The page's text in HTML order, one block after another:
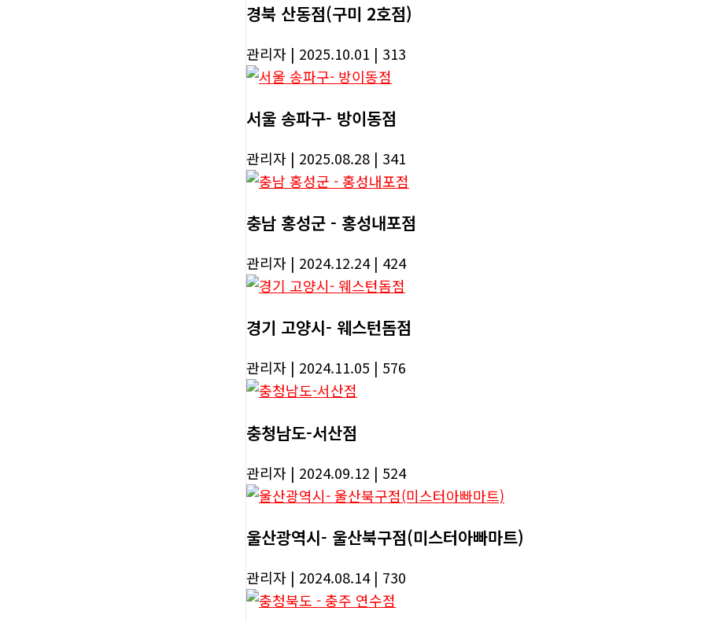
경북 산동점(구미 2호점)
관리자 | 2025.10.01 | 313
서울 송파구- 방이동점
관리자 | 2025.08.28 | 341
충남 홍성군 - 홍성내포점
관리자 | 2024.12.24 | 424
경기 고양시- 웨스턴돔점
관리자 | 2024.11.05 | 576
충청남도-서산점
관리자 | 2024.09.12 | 524
울산광역시- 울산북구점(미스터아빠마트)
관리자 | 2024.08.14 | 730